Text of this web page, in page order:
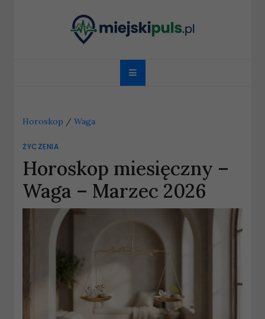
miejskipuls.pl
Horoskop /Waga
ŻYCZENIA
Horoskop miesięczny –
Waga – Marzec 2026